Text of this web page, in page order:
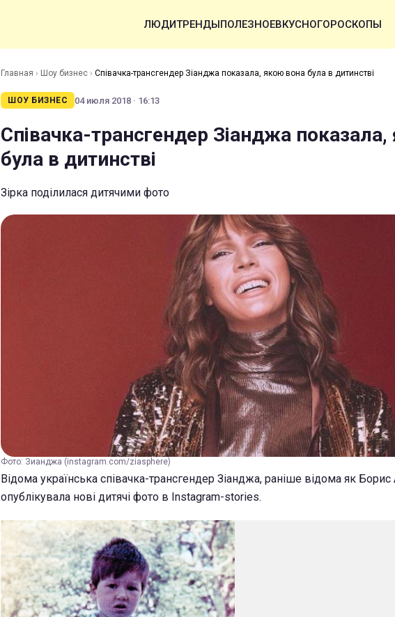
ЛЮДИТРЕНДЫПОЛЕЗНОЕВКУСНОГОРОСКОПЫ
Главная › Шоу бизнес › Співачка-трансгендер Зіанджа показала, якою вона була в дитинстві
ШОУ БИЗНЕС 04 июля 2018 · 16:13
Співачка-трансгендер Зіанджа
була в дитинстві
Зірка поділилася дитячими фото
Фото: Зианджа (instagram.com/ziasphere)
Відома українська співачка-трансгендер Зіанджа, раніше відома як
опублікувала нові дитячі фото в Instagram-stories.